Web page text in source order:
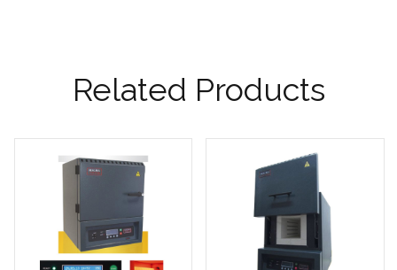
Related Products